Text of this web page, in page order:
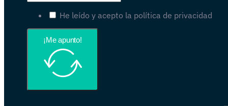
He leído y acepto la política de privacidad
¡Me apunto!